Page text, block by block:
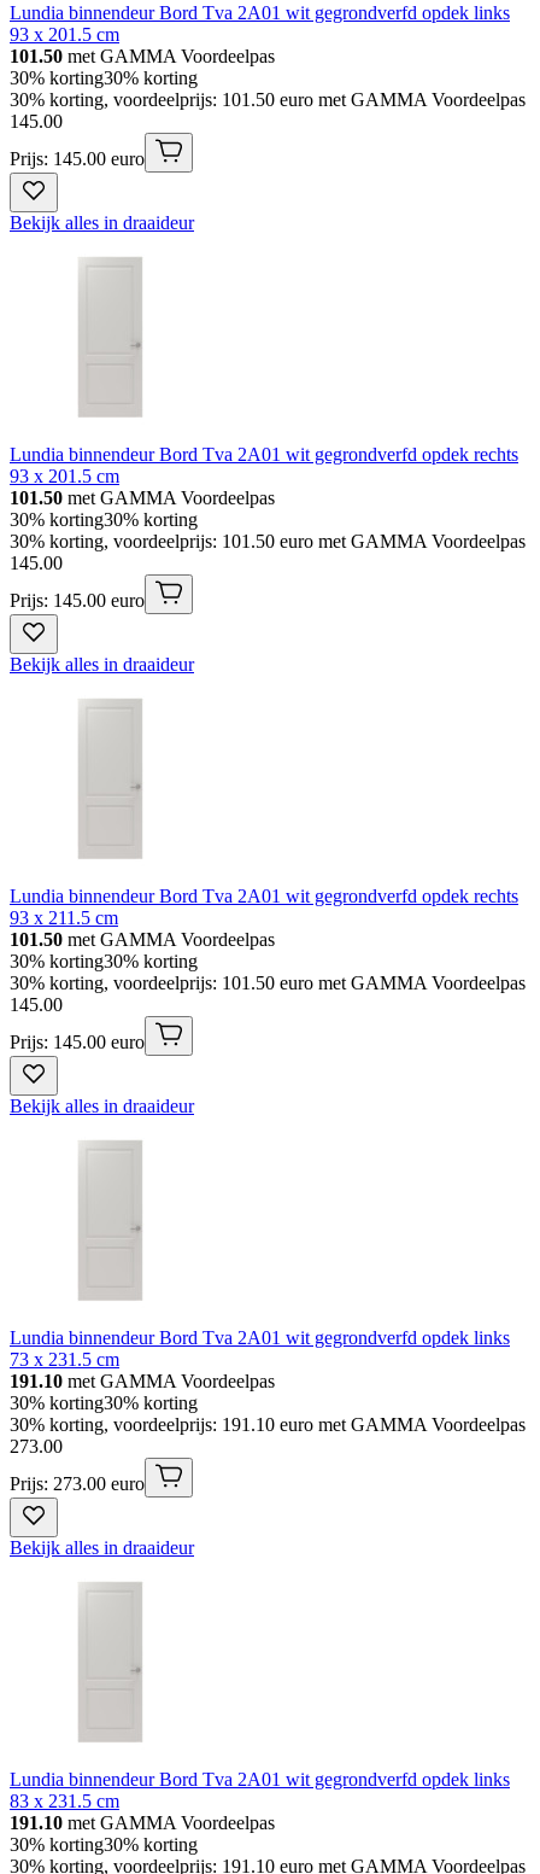
Lundia binnendeur Bord Tva 2A01 wit gegrondverfd opdek links
93 x 201.5 cm
101.50 met GAMMA Voordeelpas
30% korting30% korting
30% korting, voordeelprijs: 101.50 euro met GAMMA Voordeelpas
145.00
Prijs: 145.00 euro
Bekijk alles in draaideur
Lundia binnendeur Bord Tva 2A01 wit gegrondverfd opdek rechts
93 x 201.5 cm
101.50 met GAMMA Voordeelpas
30% korting30% korting
30% korting, voordeelprijs: 101.50 euro met GAMMA Voordeelpas
145.00
Prijs: 145.00 euro
Bekijk alles in draaideur
Lundia binnendeur Bord Tva 2A01 wit gegrondverfd opdek rechts
93 x 211.5 cm
101.50 met GAMMA Voordeelpas
30% korting30% korting
30% korting, voordeelprijs: 101.50 euro met GAMMA Voordeelpas
145.00
Prijs: 145.00 euro
Bekijk alles in draaideur
Lundia binnendeur Bord Tva 2A01 wit gegrondverfd opdek links
73 x 231.5 cm
191.10 met GAMMA Voordeelpas
30% korting30% korting
30% korting, voordeelprijs: 191.10 euro met GAMMA Voordeelpas
273.00
Prijs: 273.00 euro
Bekijk alles in draaideur
Lundia binnendeur Bord Tva 2A01 wit gegrondverfd opdek links
83 x 231.5 cm
191.10 met GAMMA Voordeelpas
30% korting30% korting
30% korting, voordeelprijs: 191.10 euro met GAMMA Voordeelpas